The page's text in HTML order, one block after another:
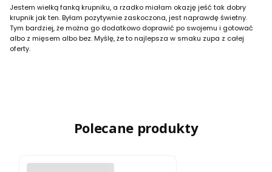
Jestem wielką fanką krupniku, a rzadko miałam okazję jeść tak dobry
krupnik jak ten. Byłam pozytywnie zaskoczona, jest naprawdę świetny.
Tym bardziej, że można go dodatkowo doprawić po swojemu i gotować
albo z mięsem albo bez. Myślę, że to najlepsza w smaku zupa z całej
oferty.
Polecane produkty